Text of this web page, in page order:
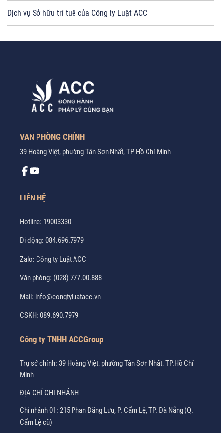
Dịch vụ Sở hữu trí tuệ của Công ty Luật ACC
VĂN PHÒNG CHÍNH
39 Hoàng Việt, phường Tân Sơn Nhất, TP Hồ Chí Minh
LIÊN HỆ
Hotline: 19003330
Di động: 084.696.7979
Zalo: Công ty Luật ACC
Văn phòng: (028) 777.00.888
Mail: info@congtyluatacc.vn
CSKH: 089.690.7979
Công ty TNHH ACCGroup
Trụ sở chính: 39 Hoàng Việt, phường Tân Sơn Nhất, TP.Hồ Chí
Minh
ĐỊA CHỈ CHI NHÁNH
Chi nhánh 01: 215 Phan Đăng Lưu, P. Cẩm Lệ, TP. Đà Nẵng (Q.
Cẩm Lệ cũ)